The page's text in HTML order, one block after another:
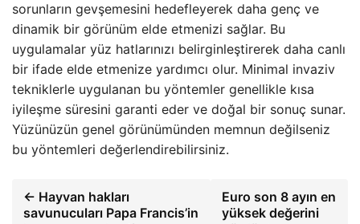
sorunların gevşemesini hedefleyerek daha genç ve
dinamik bir görünüm elde etmenizi sağlar. Bu
uygulamalar yüz hatlarınızı belirginleştirerek daha canlı
bir ifade elde etmenize yardımcı olur. Minimal invaziv
tekniklerle uygulanan bu yöntemler genellikle kısa
iyileşme süresini garanti eder ve doğal bir sonuç sunar.
Yüzünüzün genel görünümünden memnun değilseniz
bu yöntemleri değerlendirebilirsiniz.
← Hayvan hakları
savunucuları Papa Francis’in
Euro son 8 ayın en
yüksek değerini